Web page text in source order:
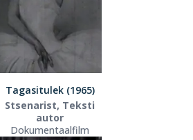
Tagasitulek (1965)
Stsenarist, Teksti
autor
Dokumentaalfilm